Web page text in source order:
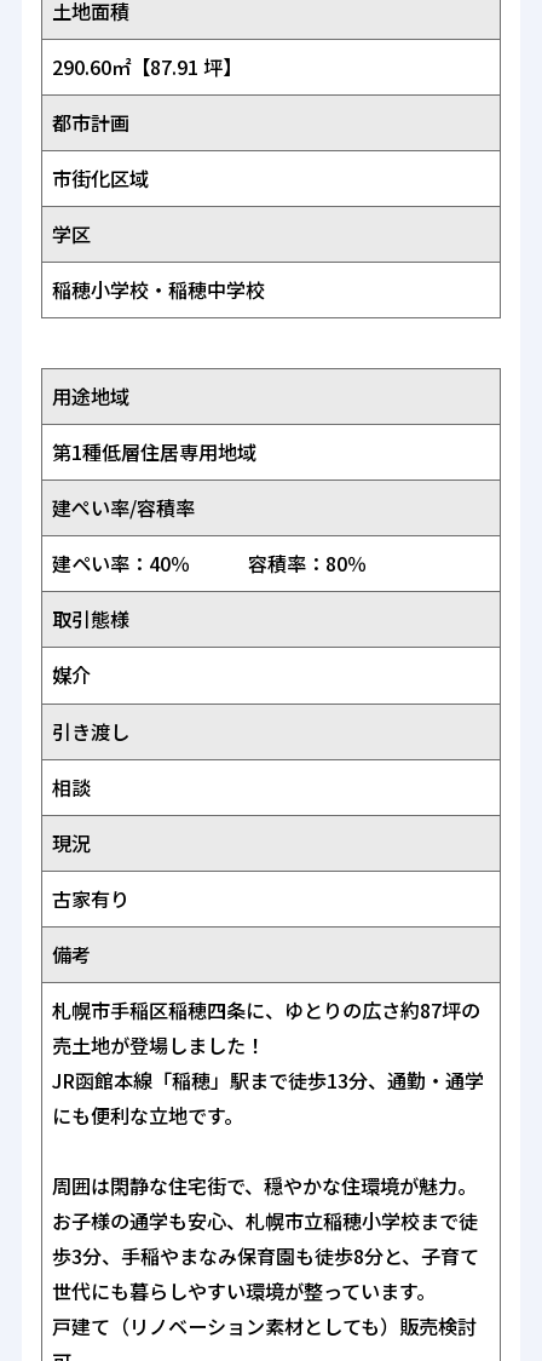
土地面積
290.60㎡【87.91 坪】
都市計画
市街化区域
学区
稲穂小学校・稲穂中学校
用途地域
第1種低層住居専用地域
建ぺい率/容積率
建ペい率：40％ 容積率：80％
取引態様
媒介
引き渡し
相談
現況
古家有り
備考
札幌市手稲区稲穂四条に、ゆとりの広さ約87坪の
売土地が登場しました！
JR函館本線「稲穂」駅まで徒歩13分、通勤・通学
にも便利な立地です。
周囲は閑静な住宅街で、穏やかな住環境が魅力。
お子様の通学も安心、札幌市立稲穂小学校まで徒
歩3分、手稲やまなみ保育園も徒歩8分と、子育て
世代にも暮らしやすい環境が整っています。
戸建て（リノベーション素材としても）販売検討